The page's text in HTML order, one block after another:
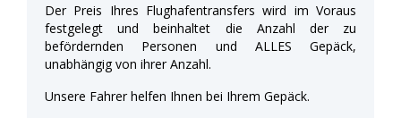
Der Preis Ihres Flughafentransfers wird im Voraus
festgelegt und beinhaltet die Anzahl der zu
befördernden Personen und ALLES Gepäck,
unabhängig von ihrer Anzahl.
Unsere Fahrer helfen Ihnen bei Ihrem Gepäck.